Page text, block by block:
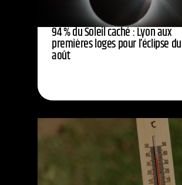
94 % du Soleil caché : Lyon aux
premières loges pour l’éclipse
août